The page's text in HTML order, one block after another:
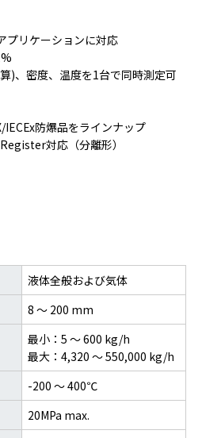
プリケーションに対応
)、密度、温度を1台で同時測定可
IECEx防爆品をラインナップ
対応（分離形）
液体全般および気体
8 ～ 200 mm
最小：5 ～ 600 kg/h
最大：4,320 ～ 550,000 kg/h
-200 ～ 400℃
20MPa max.